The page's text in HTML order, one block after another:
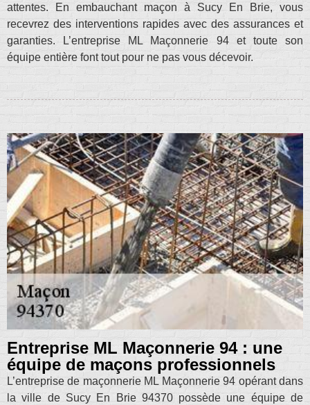
attentes. En embauchant maçon à Sucy En Brie, vous
recevrez des interventions rapides avec des assurances et
garanties. L’entreprise ML Maçonnerie 94 et toute son
équipe entière font tout pour ne pas vous décevoir.
Entreprise ML Maçonnerie 94 : une
équipe de maçons professionnels
L’entreprise de maçonnerie ML Maçonnerie 94 opérant dans
la ville de Sucy En Brie 94370 possède une équipe de